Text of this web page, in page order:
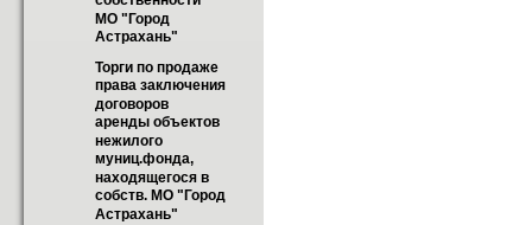
МО "Город
Астрахань"
Торги по продаже
права заключения
договоров
аренды объектов
нежилого
муниц.фонда,
находящегося в
собств. МО "Город
Астрахань"